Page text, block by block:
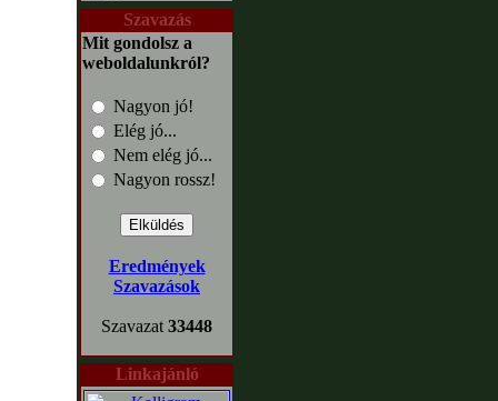
Szavazás
Mit gondolsz a
weboldalunkról?
Nagyon jó!
Elég jó...
Nem elég jó...
Nagyon rossz!
Eredmények
Szavazások
Szavazat 33448
Linkajánló